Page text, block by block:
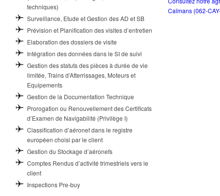
techniques)
Surveillance, Etude et Gestion des AD et SB
Prévision et Planification des visites d’entretien
Elaboration des dossiers de visite
Intégration des données dans le SI de suivi
Gestion des statuts des pièces à durée de vie
limitée, Trains d’Atterrissages, Moteurs et
Equipements
Gestion de la Documentation Technique
Prorogation ou Renouvellement des Certificats
d’Examen de Navigabilité (Privilège I)
Classification d’aéronef dans le registre
européen choisi par le client
Gestion du Stockage d’aéronefs
Comptes Rendus d’activité trimestriels vers le
client
Inspections Pre-buy
Caïmans (062-